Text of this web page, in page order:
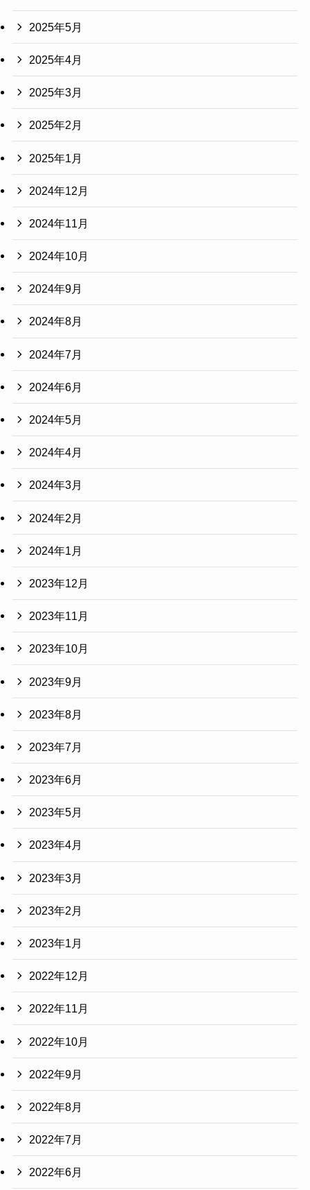
2025年5月
2025年4月
2025年3月
2025年2月
2025年1月
2024年12月
2024年11月
2024年10月
2024年9月
2024年8月
2024年7月
2024年6月
2024年5月
2024年4月
2024年3月
2024年2月
2024年1月
2023年12月
2023年11月
2023年10月
2023年9月
2023年8月
2023年7月
2023年6月
2023年5月
2023年4月
2023年3月
2023年2月
2023年1月
2022年12月
2022年11月
2022年10月
2022年9月
2022年8月
2022年7月
2022年6月